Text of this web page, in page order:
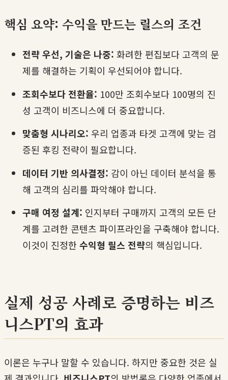
핵심 요약: 수익을 만드는 릴스의 조건
전략 우선, 기술은 나중: 화려한 편집보다 고객의 문
제를 해결하는 기획이 우선되어야 합니다.
조회수보다 전환율: 100만 조회수보다 100명의 진
성 고객이 비즈니스에 더 중요합니다.
맞춤형 시나리오: 우리 업종과 타겟 고객에 맞는 검
증된 후킹 전략이 필요합니다.
데이터 기반 의사결정: 감이 아닌 데이터 분석을 통
해 고객의 심리를 파악해야 합니다.
구매 여정 설계: 인지부터 구매까지 고객의 모든 단
계를 고려한 콘텐츠 파이프라인을 구축해야 합니다.
이것이 진정한 수익형 릴스 전략의 핵심입니다.
실제 성공 사례로 증명하는 비즈
니스PT의 효과
이론은 누구나 말할 수 있습니다. 하지만 중요한 것은 실